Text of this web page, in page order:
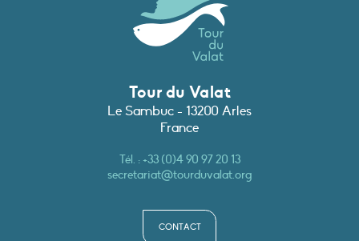
Tour du Valat
Le Sambuc - 13200 Arles
France
Tél. :+33 (0)4 90 97 20 13
secretariat@tourduvalat.org
CONTACT